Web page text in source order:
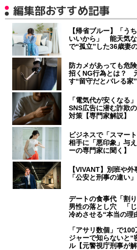
編集部おすすめ記事
【帰省ブルー】「う
いいから」 能天気
で“孤立”した36歳妻
防カメがあっても危
招くNG行為とは？
す“留守だとバレる家
「電気代が安くなる
SNS広告に潜む詐欺
対策【専門家解説】
ビジネスで「スマー
相手に「悪印象」与
ーの専門家に聞く】
【VIVANT】別班や
「公安と刑事の違い
デートの食事代「割
男性の落とし穴 「
冷めさせる“本当の理
「アサリ数個」で
ジャーで知らないと“
ル【元警視庁刑事が解